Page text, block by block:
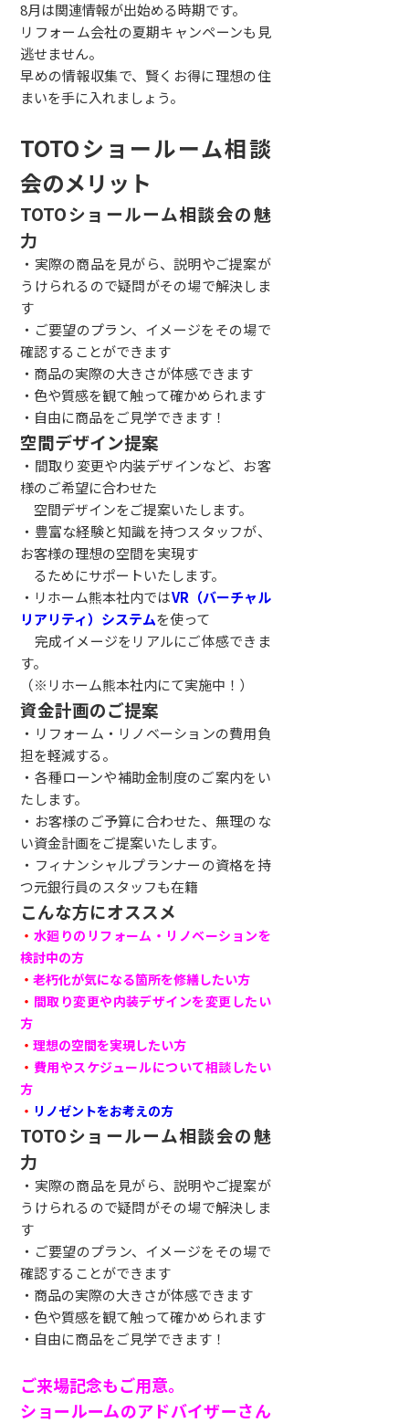
8月は関連情報が出始める時期です。
リフォーム会社の夏期キャンペーンも見
逃せません。
早めの情報収集で、賢くお得に理想の住
まいを手に入れましょう。
TOTOショールーム相談
会のメリット
TOTOショールーム相談会の魅
力
・実際の商品を見がら、説明やご提案が
うけられるので疑問がその場で解決しま
す
・ご要望のプラン、イメージをその場で
確認することができます
・商品の実際の大きさが体感できます
・色や質感を観て触って確かめられます
・自由に商品をご見学できます！
空間デザイン提案
・間取り変更や内装デザインなど、お客
様のご希望に合わせた
空間デザインをご提案いたします。
・豊富な経験と知識を持つスタッフが、
お客様の理想の空間を実現す
るためにサポートいたします。
・リホーム熊本社内ではVR（バーチャル
リアリティ）システムを使って
完成イメージをリアルにご体感できま
す。
（※リホーム熊本社内にて実施中！）
資金計画のご提案
・リフォーム・リノベーションの費用負
担を軽減する。
・各種ローンや補助金制度のご案内をい
たします。
・お客様のご予算に合わせた、無理のな
い資金計画をご提案いたします。
・フィナンシャルプランナーの資格を持
つ元銀行員のスタッフも在籍
こんな方にオススメ
・ 水廻りのリフォーム・リノベーションを
検討中の方
・老朽化が気になる箇所を修繕したい方
・ 間取り変更や内装デザインを変更したい
方
・理想の空間を実現したい方
・ 費用やスケジュールについて相談したい
方
・ リノゼントをお考えの方
TOTOショールーム相談会の魅
力
・実際の商品を見がら、説明やご提案が
うけられるので疑問がその場で解決しま
す
・ご要望のプラン、イメージをその場で
確認することができます
・商品の実際の大きさが体感できます
・色や質感を観て触って確かめられます
・自由に商品をご見学できます！
ご来場記念もご用意。
ショールームのアドバイザーさん